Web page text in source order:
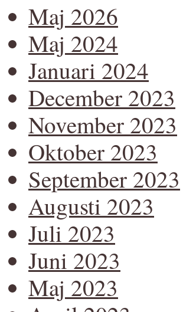
Maj 2026
Maj 2024
Januari 2024
December 2023
November 2023
Oktober 2023
September 2023
Augusti 2023
Juli 2023
Juni 2023
Maj 2023